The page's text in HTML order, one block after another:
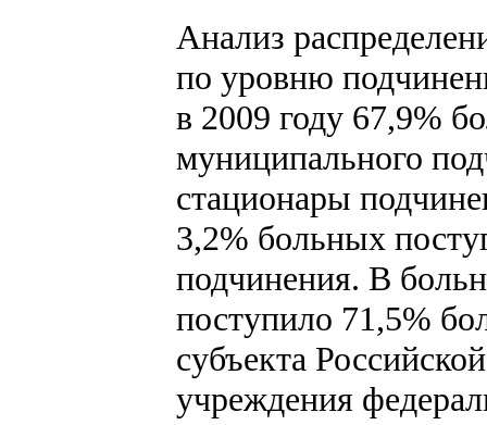
Анализ
по уровню
в 2009 году 67,9%
муниципального
стационары
3,2% больных
подчинения. В
поступило 71,5%
субъекта
учреждения